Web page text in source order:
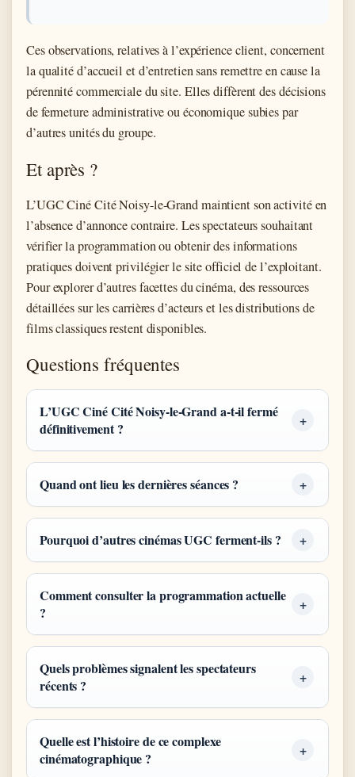
Ces observations, relatives à l’expérience client, concernent
la qualité d’accueil et d’entretien sans remettre en cause la
pérennité commerciale du site. Elles diffèrent des décisions
de fermeture administrative ou économique subies par
d’autres unités du groupe.
Et après ?
L’UGC Ciné Cité Noisy-le-Grand maintient son activité en
l’absence d’annonce contraire. Les spectateurs souhaitant
vérifier la programmation ou obtenir des informations
pratiques doivent privilégier le site officiel de l’exploitant.
Pour explorer d’autres facettes du cinéma, des ressources
détaillées sur les carrières d’acteurs et les distributions de
films classiques restent disponibles.
Questions fréquentes
L’UGC Ciné Cité Noisy-le-Grand a-t-il fermé
définitivement ?
Quand ont lieu les dernières séances ?
Pourquoi d’autres cinémas UGC ferment-ils ?
Comment consulter la programmation actuelle
?
Quels problèmes signalent les spectateurs
récents ?
Quelle est l’histoire de ce complexe
cinématographique ?